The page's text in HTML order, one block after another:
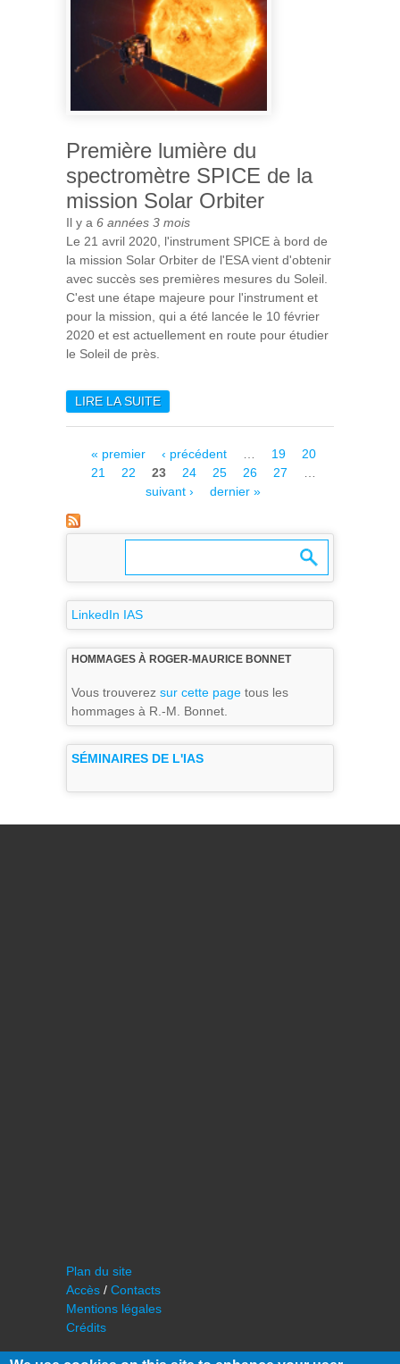
Première lumière du
spectromètre SPICE de la
mission Solar Orbiter
Il y a 6 années 3 mois
Le 21 avril 2020, l'instrument SPICE à bord de
la mission Solar Orbiter de l'ESA vient d'obtenir
avec succès ses premières mesures du Soleil.
C'est une étape majeure pour l'instrument et
pour la mission, qui a été lancée le 10 février
2020 et est actuellement en route pour étudier
le Soleil de près.
LIRE LA SUITEDE PREMIÈRE LUMIÈRE DU
ORBITER
Pages
« premier ‹ précédent … 19
20
21
22 23 24 25 26 27
…
suivant ›
dernier »
LinkedIn IAS
HOMMAGES À ROGER-MAURICE BONNET
Vous trouverez sur cette page tous les
hommages à R.-M. Bonnet.
SÉMINAIRES DE L'IAS
Plan du site
Accès / Contacts
Mentions légales
Crédits